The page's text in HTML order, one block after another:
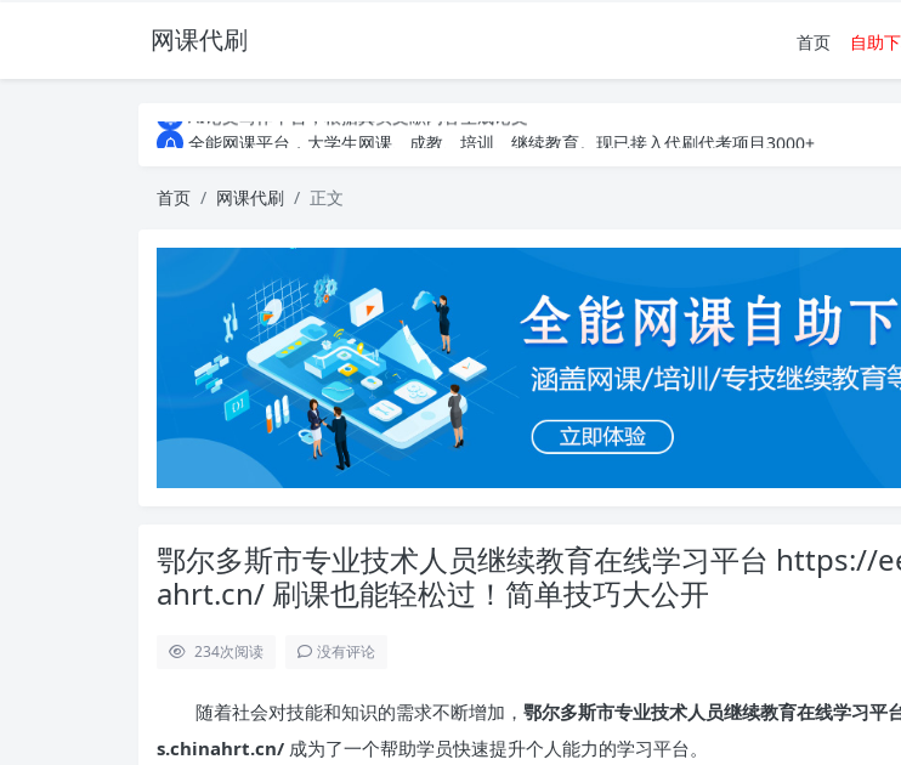
网课代刷 首页 自助
AI论文写作平台，根据真实文献内容生成论文
全能网课平台，大学生网课、成教、培训、继续教育。现已接入代刷代考项目3000+
全能网课平台，大学生网课、成教、培训、继续教育。现已接入代刷代考项目3000+
首页 网课代刷 正文
鄂尔多斯市专业技术人员继续教育在线学习平台 https://
ahrt.cn/ 刷课也能轻松过！简单技巧大公开
234次阅读 没有评论
随着社会对技能和知识的需求不断增加， 鄂尔多斯市专业技术人员继续教育在线学习
s.chinahrt.cn/ 成为了一个帮助学员快速提升个人能力的学习平台。